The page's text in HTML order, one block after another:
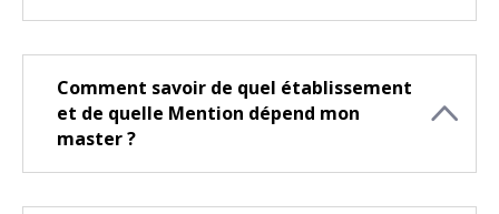
Comment savoir de quel établissement
et de quelle Mention dépend mon
master ?